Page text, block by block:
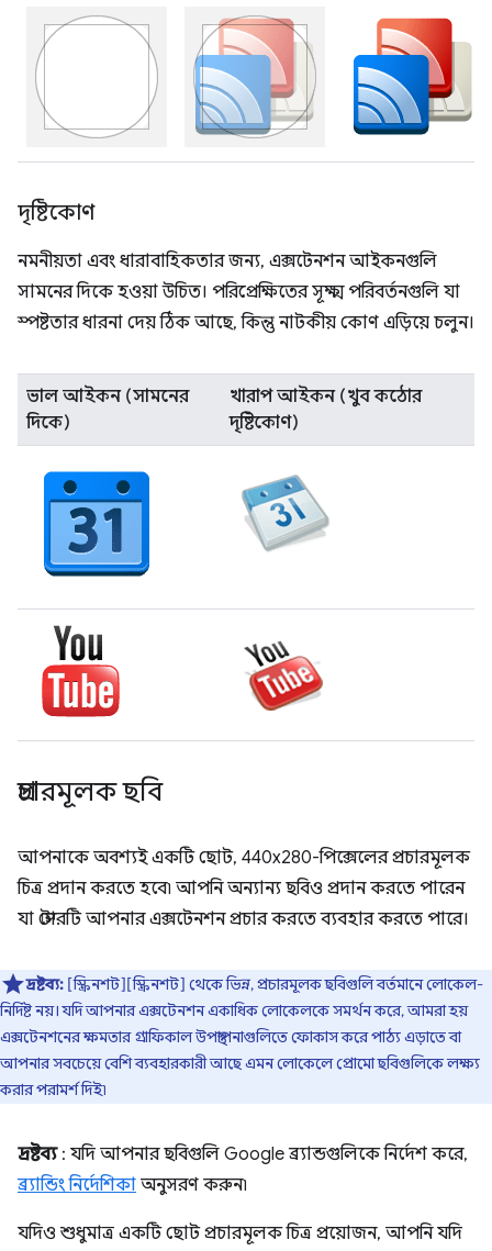
দৃষ্টিকোণ
নমনীয়তা এবং ধারাবাহিকতার জন্য, এক্সটেনশন আইকনগুলি
সামনের দিকে হওয়া উচিত। পরিপ্রেক্ষিতের সূক্ষ্ম পরিবর্তনগুলি যা
স্পষ্টতার ধারনা দেয় ঠিক আছে, কিন্তু নাটকীয় কোণ এড়িয়ে চলুন।
ভাল আইকন (সামনের
দিকে)
খারাপ আইকন (খুব কঠোর
দৃষ্টিকোণ)
প্রচারমূলক ছবি
আপনাকে অবশ্যই একটি ছোট, 440x280-পিক্সেলের প্রচারমূলক
চিত্র প্রদান করতে হবে৷ আপনি অন্যান্য ছবিও প্রদান করতে পারেন
যা স্টোরটি আপনার এক্সটেনশন প্রচার করতে ব্যবহার করতে পারে।
দ্রষ্টব্য: [স্ক্রিনশট][স্ক্রিনশট] থেকে ভিন্ন, প্রচারমূলক ছবিগুলি বর্তমানে লোকেল-
নির্দিষ্ট নয়। যদি আপনার এক্সটেনশন একাধিক লোকেলকে সমর্থন করে, আমরা হয়
এক্সটেনশনের ক্ষমতার গ্রাফিকাল উপস্থাপনাগুলিতে ফোকাস করে পাঠ্য এড়াতে বা
আপনার সবচেয়ে বেশি ব্যবহারকারী আছে এমন লোকেলে প্রোমো ছবিগুলিকে লক্ষ্য
করার পরামর্শ দিই৷
দ্রষ্টব্য: যদি আপনার ছবিগুলি Google ব্র্যান্ডগুলিকে নির্দেশ করে,
ব্র্যান্ডিং নির্দেশিকা অনুসরণ করুন৷
যদিও শুধুমাত্র একটি ছোট প্রচারমূলক চিত্র প্রয়োজন, আপনি যদি